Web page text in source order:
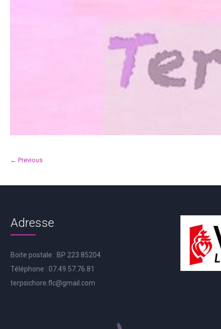
← Previous
Adresse
Boite postale : BP 223 85204
Téléphone : 07.49.57.76.81
terpsichore.flc@gmail.com